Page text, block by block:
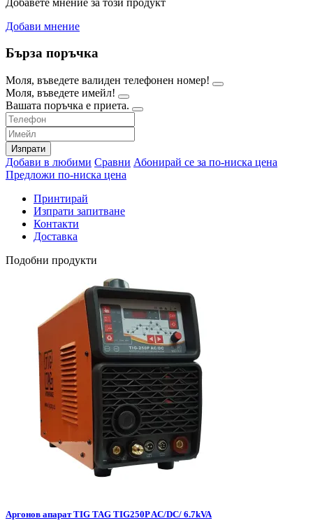
Добави мнение
Бърза поръчка
Моля, въведете валиден телефонен номер!
Моля, въведете имейл!
Вашата поръчка е приета.
Изпрати
Добави в любими Сравни Абонирай се за по-ниска цена
Предложи по-ниска цена
Принтирай
Изпрати запитване
Контакти
Доставка
Подобни продукти
Аргонов апарат TIG TAG TIG250P AC/DC/ 6.7kVA